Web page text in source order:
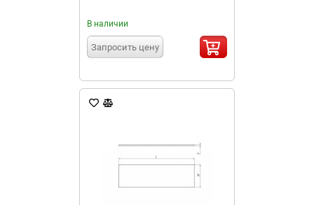
В наличии
Запросить цену